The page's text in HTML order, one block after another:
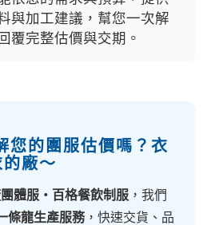
與加工建議，幫您一次解
覆完整估價與交期。
您的團服估價嗎？衣
廠～
體服・百格餐飲制服 ，我們
條龍生產服務，快速交貨、品